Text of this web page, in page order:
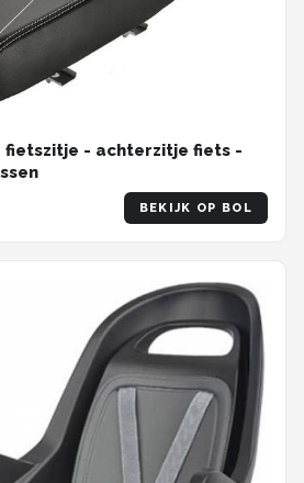
- achterzitje fiets -
BEKIJK OP BOL